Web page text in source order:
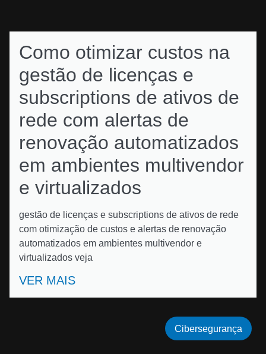
Como otimizar custos na
gestão de licenças e
subscriptions de ativos de
rede com alertas de
renovação automatizados
em ambientes multivendor
e virtualizados
gestão de licenças e subscriptions de ativos de rede
com otimização de custos e alertas de renovação
automatizados em ambientes multivendor e
virtualizados veja
VER MAIS
Cibersegurança